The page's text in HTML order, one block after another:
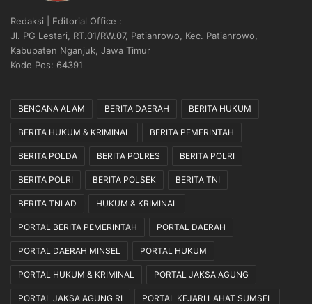
Redaksi | Editorial Office :
Jl. PG Lestari, RT.01/RW.07, Patianrowo, Kec. Patianrowo,
Kabupaten Nganjuk, Jawa Timur
Kode Pos: 64391
BENCANA ALAM BERITA DAERAH BERITA HUKUM
BERITA HUKUM & KRIMINAL BERITA PEMERINTAH
BERITA POLDA BERITA POLRES BERITA POLRI
BERITA POLRI BERITA POLSEK BERITA TNI
BERITA TNI AD HUKUM & KRIMINAL
PORTAL BERITA PEMERINTAH PORTAL DAERAH
PORTAL DAERAH MINSEL PORTAL HUKUM
PORTAL HUKUM & KRIMINAL PORTAL JAKSA AGUNG
PORTAL JAKSA AGUNG RI PORTAL KEJARI LAHAT SUMSEL